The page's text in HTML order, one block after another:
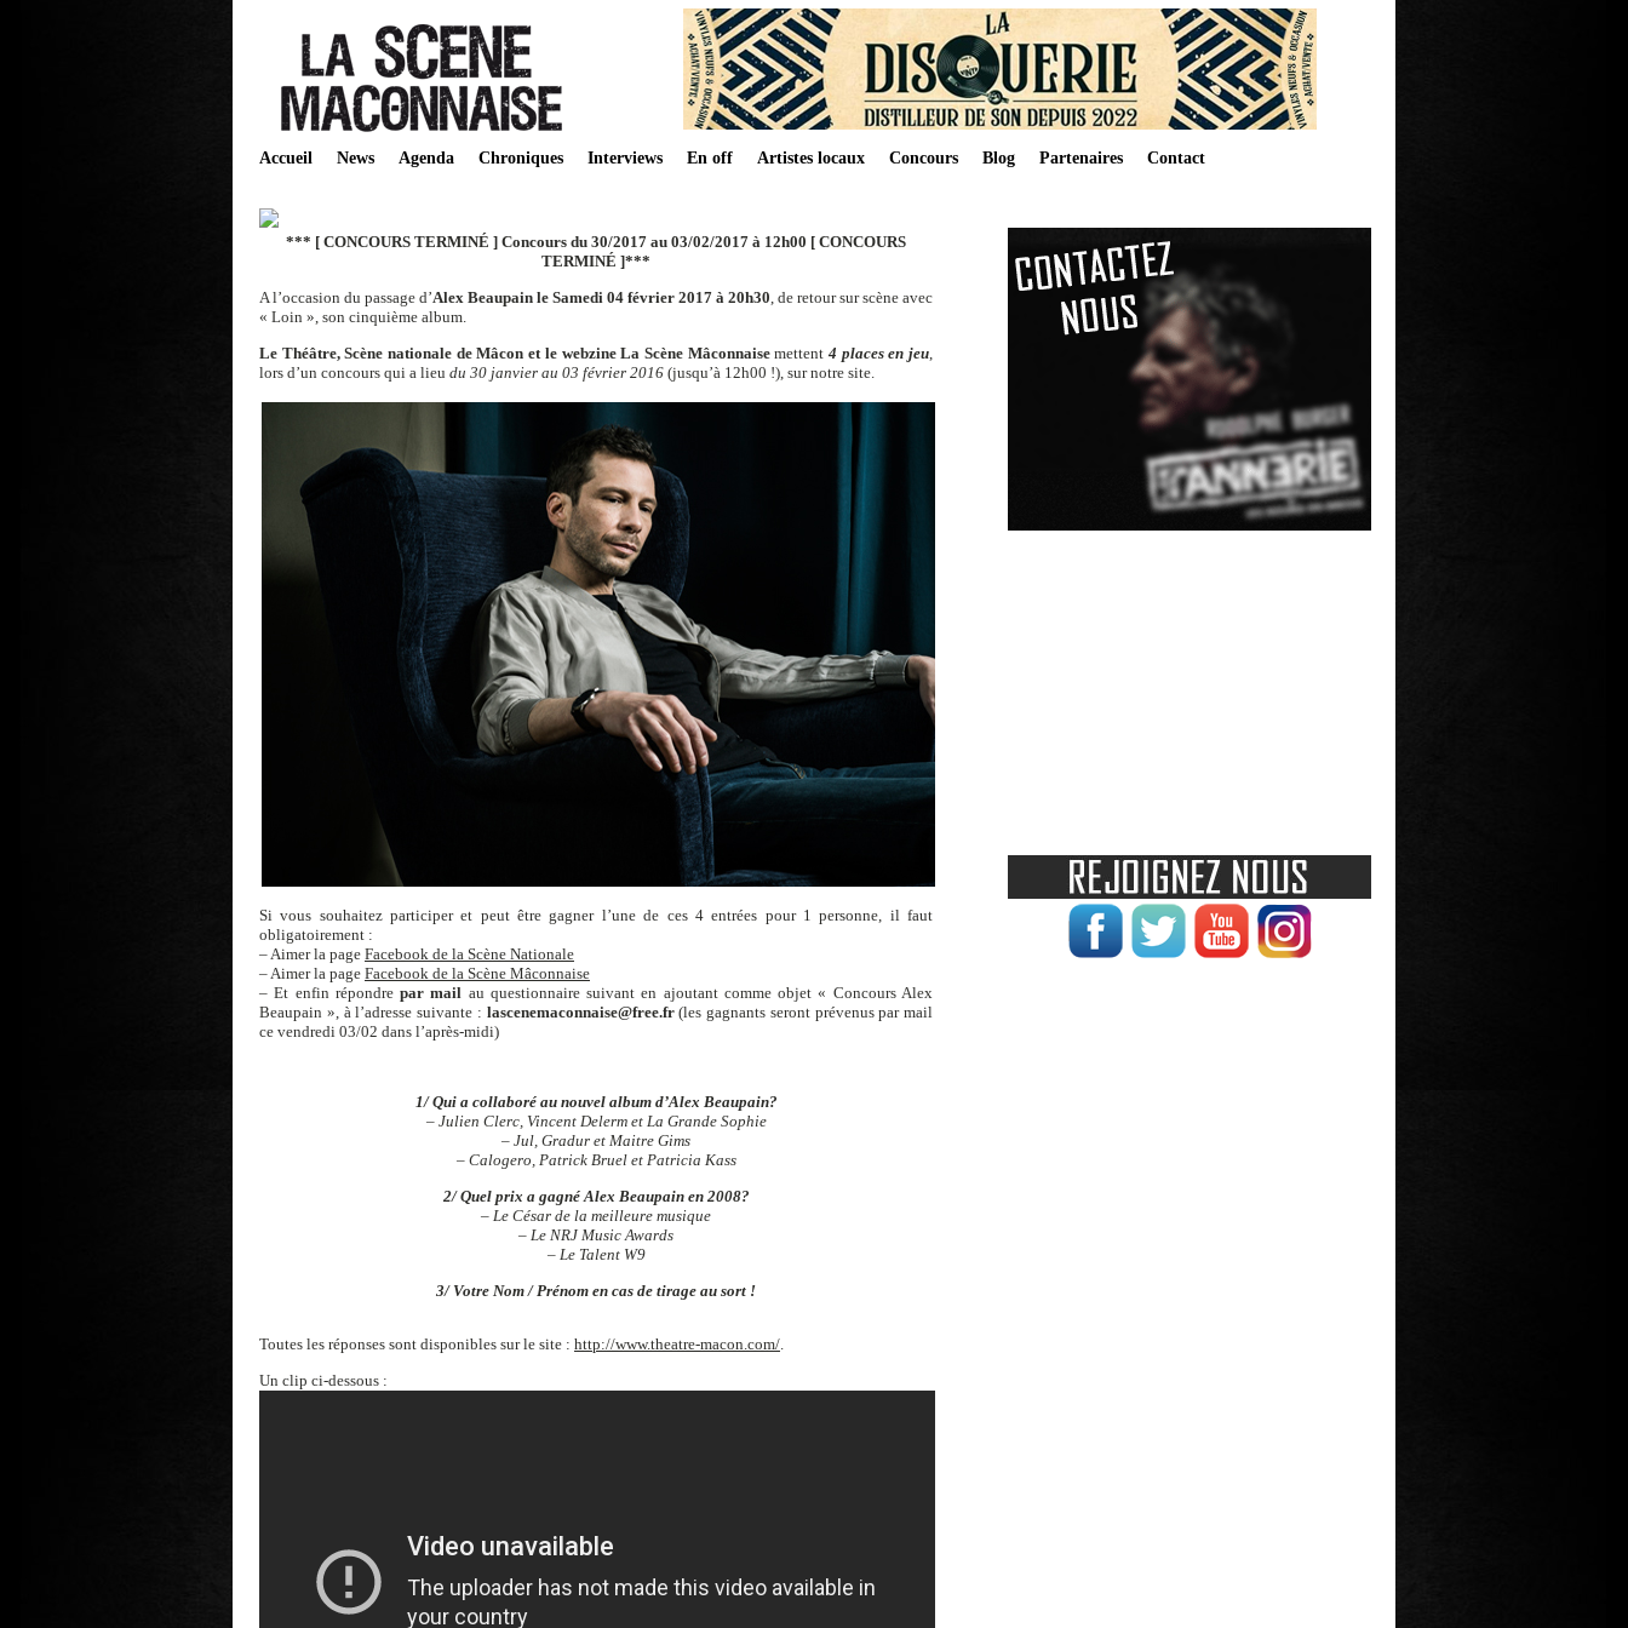
Accueil News Agenda Chroniques Interviews En off Artistes locaux Concours Blog Partenaires Contact
*** [ CONCOURS TERMINÉ ] Concours du 30/2017 au 03/02/2017 à 12h00 [ CONCOURS
TERMINÉ ]***
A l’occasion du passage d’Alex Beaupain le Samedi 04 février 2017 à 20h30, de retour sur scène avec
« Loin », son cinquième album.
Le Théâtre, Scène nationale de Mâcon et le webzine La Scène Mâconnaisemettent 4 places en jeu,
lors d’un concours qui a lieu du 30 janvier au 03 février 2016 (jusqu’à 12h00 !), sur notre site.
Si vous souhaitez participer et peut être gagner l’une de ces 4 entrées pour 1 personne, il faut
obligatoirement :
– Aimer la page Facebook de la Scène Nationale
– Aimer la page Facebook de la Scène Mâconnaise
– Et enfin répondrepar mail au questionnaire suivant en ajoutant comme objet « Concours Alex
Beaupain », à l’adresse suivante : lascenemaconnaise@free.fr(les gagnants seront prévenus par mail
ce vendredi 03/02 dans l’après-midi)
1/ Qui a collaboré au nouvel album d’Alex Beaupain?
– Julien Clerc, Vincent Delerm et La Grande Sophie
– Jul, Gradur et Maitre Gims
– Calogero, Patrick Bruel et Patricia Kass
2/ Quel prix a gagné Alex Beaupain en 2008?
– Le César de la meilleure musique
– Le NRJ Music Awards
– Le Talent W9
3/ Votre Nom / Prénom en cas de tirage au sort !
Toutes les réponses sont disponibles sur le site : http://www.theatre-macon.com/.
Un clip ci-dessous :